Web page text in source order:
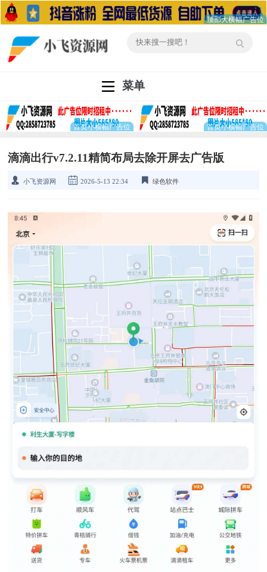
菜单
滴滴出行v7.2.11精简布局去除开屏去广告版
小飞资源网 2026-5-13 22:34 绿色软件